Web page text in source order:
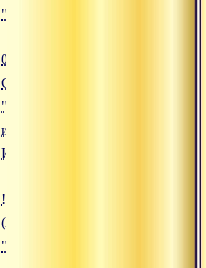
"07.08.2015 Сатсанг "Мы
07.08.2015
Сатсанг
"Мы родом
из Высшего
Источника"
![04.08.2015 Сатсанг "Даосская
(https://www.advayta.org/upload/
"04.08.2015 Сатсанг "Даосская